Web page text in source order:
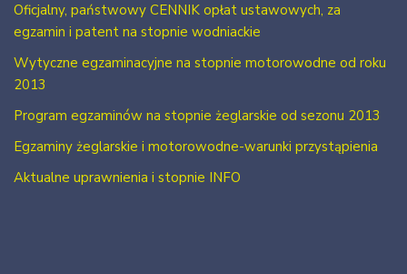
Oficjalny, państwowy CENNIK opłat ustawowych, za
egzamin i patent na stopnie wodniackie
Wytyczne egzaminacyjne na stopnie motorowodne od roku
2013
Program egzaminów na stopnie żeglarskie od sezonu 2013
Egzaminy żeglarskie i motorowodne-warunki przystąpienia
Aktualne uprawnienia i stopnie INFO